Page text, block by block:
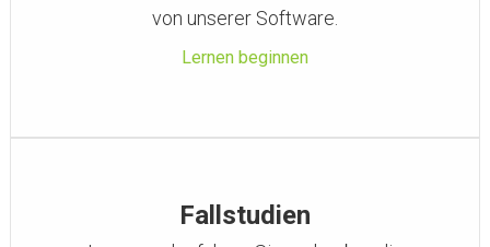
von unserer Software.
Lernen beginnen
Fallstudien